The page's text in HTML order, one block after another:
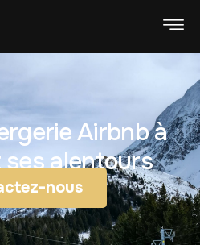
Airbnb à
alentours
nous